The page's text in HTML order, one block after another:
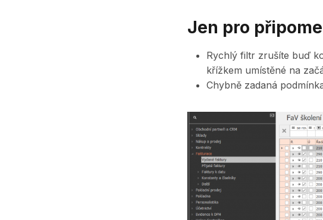
Jen pro
Rychlý filtr zrušíte buď
křížkem umístěné na
Chybně zadaná